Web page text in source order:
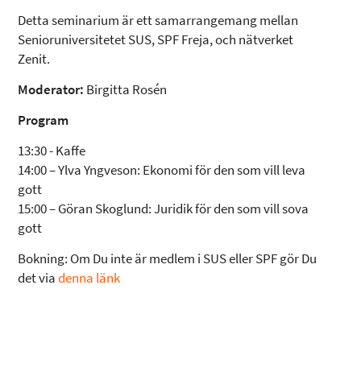
Detta seminarium är ett samarrangemang mellan
Senioruniversitetet SUS, SPF Freja, och nätverket
Zenit.
Moderator: Birgitta Rosén
Program
13:30 - Kaffe
14:00 – Ylva Yngveson: Ekonomi för den som vill leva
gott
15:00 – Göran Skoglund: Juridik för den som vill sova
gott
Bokning: Om Du inte är medlem i SUS eller SPF gör Du
det viadenna länk